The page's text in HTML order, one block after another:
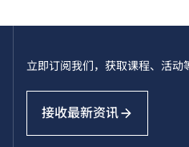
立即订阅我们，获取课程、活动
接收最新资讯